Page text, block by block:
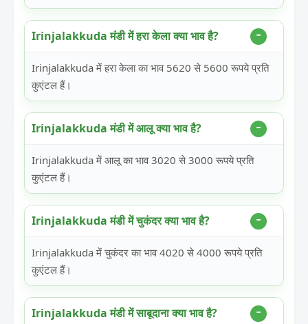
Irinjalakkuda मंडी में हरा केला क्या भाव है?
Irinjalakkuda में हरा केला का भाव 5620 से 5600 रूपये प्रति
कुएंटल हैं।
Irinjalakkuda मंडी में आलू क्या भाव है?
Irinjalakkuda में आलू का भाव 3020 से 3000 रूपये प्रति
कुएंटल हैं।
Irinjalakkuda मंडी में चुकंदर क्या भाव है?
Irinjalakkuda में चुकंदर का भाव 4020 से 4000 रूपये प्रति
कुएंटल हैं।
Irinjalakkuda मंडी में साबूदाना क्या भाव है?